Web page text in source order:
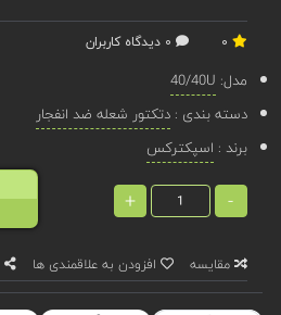
مدل: 40/40U
دسته بندی :دتکتور شعله ضد انفجار
برند : اسپکترکس
-
+
مقایسه افزودن به علاقمندی ها